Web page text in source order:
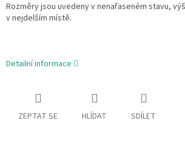
Rozměry jsou uvedeny v nenařaseném stavu,
v nejdelším místě.
Detailní informace
ZEPTAT SE HLÍDAT SDÍLET